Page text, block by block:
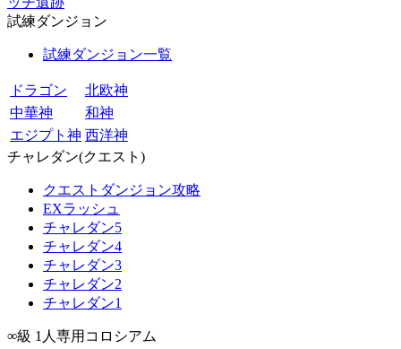
試練ダンジョン
試練ダンジョン一覧
ドラゴン
北欧神
中華神
和神
エジプト神 西洋神
チャレダン(クエスト)
クエストダンジョン攻略
EXラッシュ
チャレダン5
チャレダン4
チャレダン3
チャレダン2
チャレダン1
∞級 1人専用コロシアム